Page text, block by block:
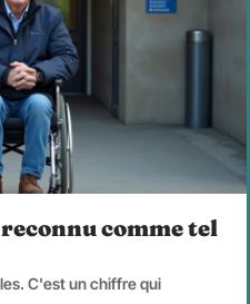
comme tel
C'est un chiffre qui